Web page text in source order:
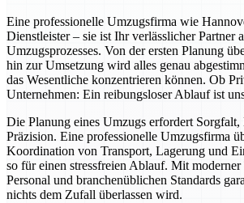
Eine professionelle Umzugsfirma wie
Dienstleister – sie ist Ihr verlässlicher Partner
Umzugsprozesses. Von der ersten Planung
hin zur Umsetzung wird alles genau
das Wesentliche konzentrieren können. Ob
Unternehmen: Ein reibungsloser Ablauf ist
Die Planung eines Umzugs erfordert
Präzision. Eine professionelle Umzugsfirma
Koordination von Transport, Lagerung und
so für einen stressfreien Ablauf. Mit
Personal und branchenüblichen Standards
nichts dem Zufall überlassen wird.